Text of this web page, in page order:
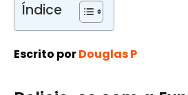
Índice
Escrito porDouglas P